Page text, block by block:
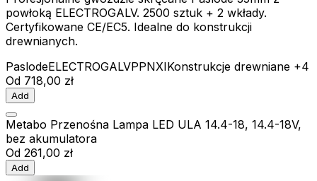
powłoką ELECTROGALV. 2500 sztuk + 2 wkłady.
Certyfikowane CE/EC5. Idealne do konstrukcji
drewnianych.
PaslodeELECTROGALVPPNXIKonstrukcje drewniane +4
Od 718,00 zł
Add
Metabo Przenośna Lampa LED ULA 14.4-18, 14.4-18V,
bez akumulatora
Od 261,00 zł
Add